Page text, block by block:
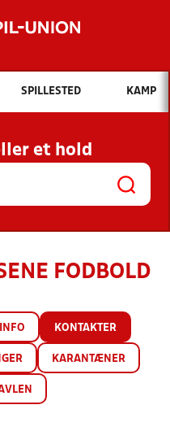
Hvad vil du søge efter?
OG NYHEDER
KLUBBER OG
SPILLESTED KAMP
et hold
FODBOLD
KONTAKTER
KARANTÆNER